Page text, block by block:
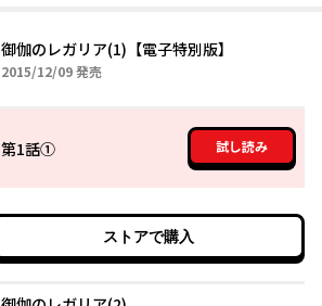
御伽のレガリア(1)【電子特別版】
2015/12/092015年12月09日
発売
第1話① 試し読み
ストアで購入